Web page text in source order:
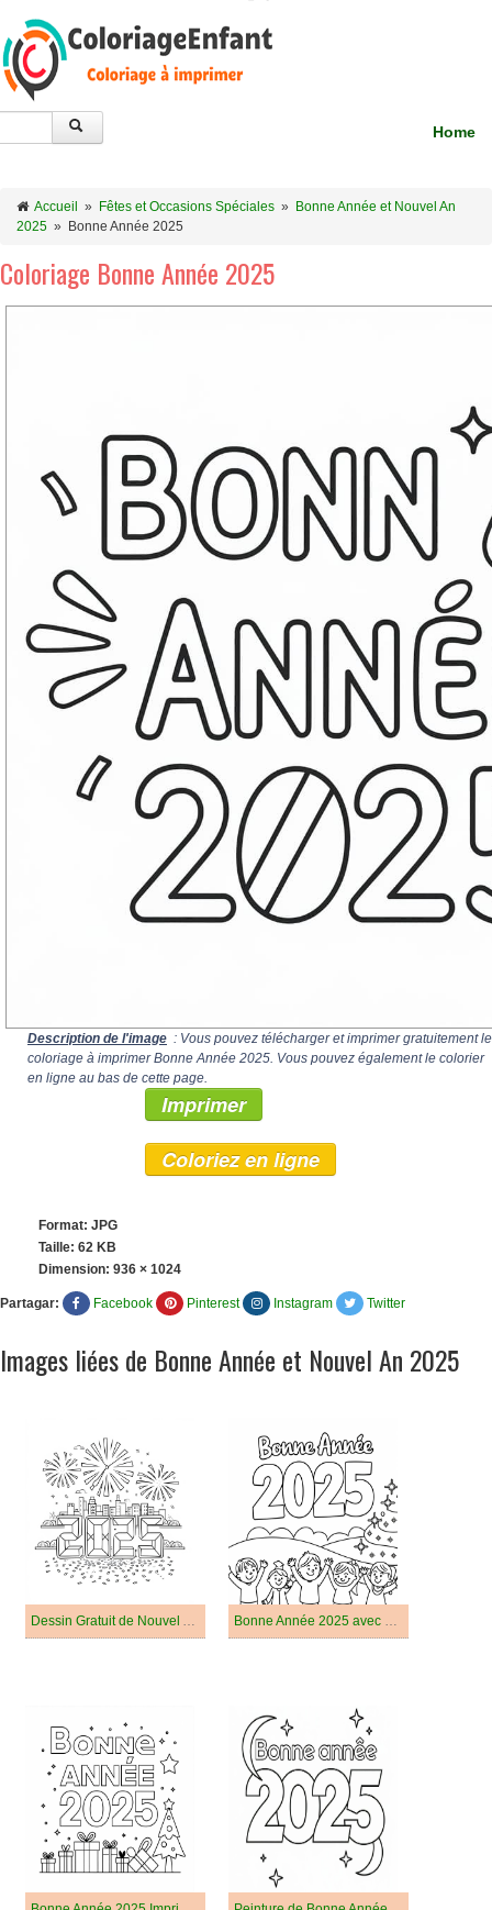
Home
Accueil » Fêtes et Occasions Spéciales »
Bonne Année et Nouvel An
2025 » Bonne Année 2025
Coloriage Bonne Année 2025
Description de l'image : Vous pouvez télécharger et imprimer gratuitement le
coloriage à imprimer Bonne Année 2025. Vous pouvez également le colorier
en ligne au bas de cette page.
Imprimer
Coloriez en ligne
Format: JPG
Taille: 62 KB
Dimension: 936 × 1024
Partagar: Facebook Pinterest Instagram Twitter
Images liées de Bonne Année et Nouvel An 2025
Dessin Gratuit de Nouvel An 2025 Bonne Année 2025 avec des Enfants